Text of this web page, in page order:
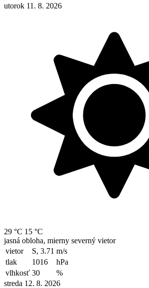
utorok 11. 8. 2026
29 °C 15 °C
jasná obloha, mierny severný vietor
vietor
S, 3.71 m/s
tlak
1016
hPa
vlhkosť 30
%
streda 12. 8. 2026